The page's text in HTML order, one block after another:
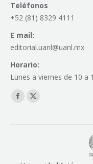
Teléfonos
+52 (81) 8329 4111
E mail:
editorial.uanl@uanl.mx
Horario:
Lunes a viernes de 10 a
Find us on:
Facebook
X